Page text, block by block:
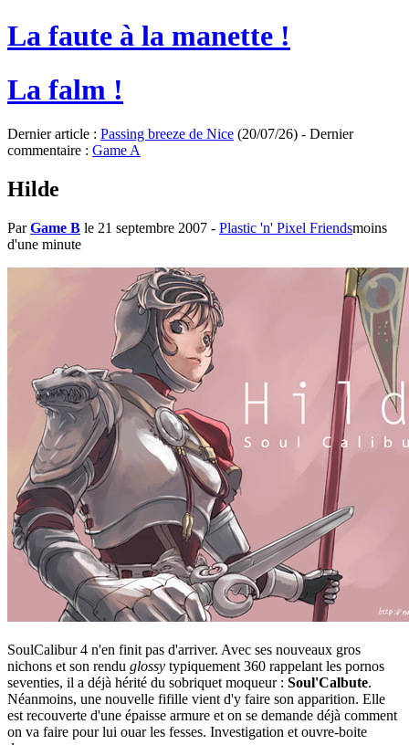
La faute à la manette !
La falm !
Dernier article : Passing breeze de Nice (20/07/26) - Dernier
commentaire : Game A
Hilde
ParGame B le 21 septembre 2007 - Plastic 'n' Pixel Friendsmoins
d'une minute
SoulCalibur 4 n'en finit pas d'arriver. Avec ses nouveaux gros
nichons et son rendu glossy typiquement 360 rappelant les pornos
seventies, il a déjà hérité du sobriquet moqueur : Soul'Calbute.
Néanmoins, une nouvelle fifille vient d'y faire son apparition. Elle
est recouverte d'une épaisse armure et on se demande déjà comment
on va faire pour lui ouar les fesses. Investigation et ouvre-boite